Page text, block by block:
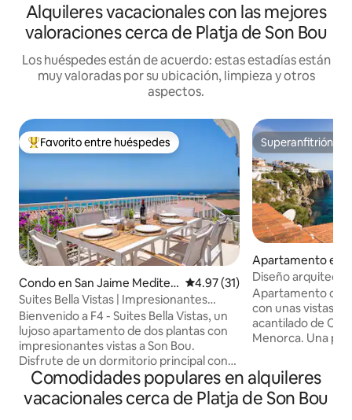
Alquileres vacacionales con las mejores
valoraciones cerca de Platja de Son Bou
Los huéspedes están de acuerdo: estas estadías están
muy valoradas por su ubicación, limpieza y otros
aspectos.
Favorito entre huéspedes preferido
Favorito entre huéspedes
Condo en San Jaime Mediter
ráneo
Calificación promedio: 4.97 de
4.97 (31)
Suites Bella Vistas | Impresionantes
vistas al mar | Aire acondicionado y wifi
Bienvenido a F4 - Suites Bella Vistas, un
lujoso apartamento de dos plantas con
impresionantes vistas a Son Bou.
Disfrute de un dormitorio principal con
baño y terraza privados, dos dormitorios
con dos camas individuales y una
moderna sala de estar con un televisor
Superanfitrión
Superanfitrión
Apartamento en
rter
Diseño
inmejorables
Apartamento de
con unas vistas
acantilado de
Menorca. Una
uno de los
Menorca. La propiedad, con acabados
de alta calidad,
Comodidades populares en alquileres
vacacionales cerca de Platja de Son Bou